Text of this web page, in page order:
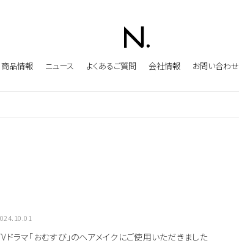
商品情報 ニュース よくあるご質問 会社情報 お問い合わせ
ドラマ「おむすび」のヘアメイクにご使用いただきました